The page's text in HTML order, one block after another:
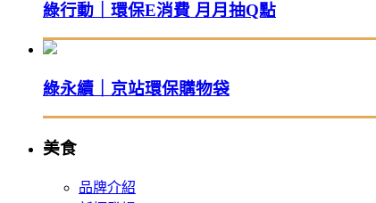
綠行動｜環保E消費 月月抽Q點
綠永續｜京站環保購物袋
美食
品牌介紹